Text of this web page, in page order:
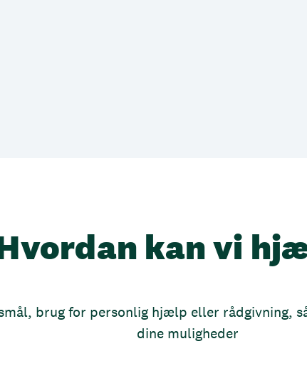
kan vi
brug for personlig hjælp eller rådgivning,
dine muligheder